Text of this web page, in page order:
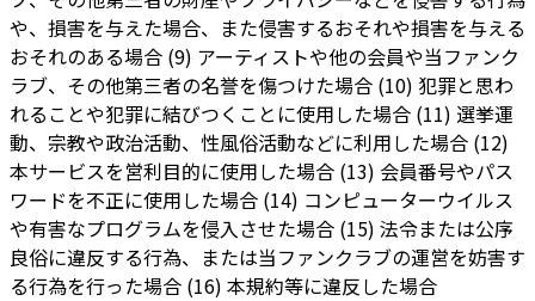
や、損害を与えた場合、また侵害するおそれや損害を与える
おそれのある場合 (9) アーティストや他の会員や当ファンク
ラブ、その他第三者の名誉を傷つけた場合 (10) 犯罪と思わ
れることや犯罪に結びつくことに使用した場合 (11) 選挙運
動、宗教や政治活動、性風俗活動などに利用した場合 (12)
本サービスを営利目的に使用した場合 (13) 会員番号やパス
ワードを不正に使用した場合 (14) コンピューターウイルス
や有害なプログラムを侵入させた場合 (15) 法令または公序
良俗に違反する行為、または当ファンクラブの運営を妨害す
る行為を行った場合 (16) 本規約等に違反した場合